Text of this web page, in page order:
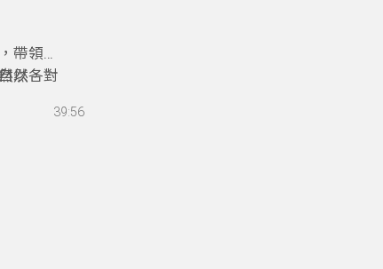
帶領聽
然，對
以各種
等做主
多多嘗
透過自
39:56